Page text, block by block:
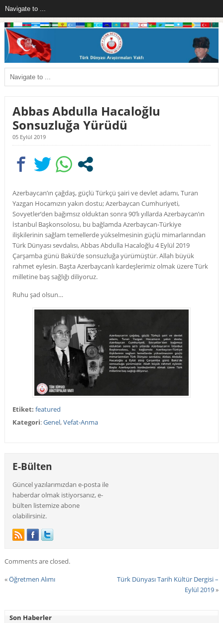
Abbas Abdulla Hacaloğlu
Sonsuzluğa Yürüdü
05 Eylül 2019
Azerbaycan’ın çağdaş, güçlü Türkçü şairi ve devlet adamı, Turan
Yazgan Hocamızın yakın dostu;Azerbaycan Cumhuriyeti,
Sovyetler’den bağımsız olduktan sonra 90’lı yıllarda Azerbaycan’ın
İstanbul Başkonsolosu, bu bağlamda Azerbaycan-Türkiye
ilişkilerinin sağlam temellerde yükselmesinin güçlü mimarlarından
Türk Dünyası sevdalısı, Abbas Abdulla Hacaloğlu 4 Eylül 2019
Çarşamba günü Bakü’de sonsuzluğa yürümüştür. Allah büyük
rahmet eylesin. Başta Azerbaycanlı kardeşlerimiz olmak üzere Türk
milletine baş sağlığı diliyoruz.
Ruhu şad olsun…
Etiket: featured
Kategori:Genel,Vefat-Anma
E-Bülten
Güncel yazılarımızdan e-posta ile
haberdar olmak istiyorsanız, e-
bülten listemize abone
olabilirsiniz.
Comments are closed.
«Öğretmen Alımı
Türk Dünyası Tarih Kültür Dergisi –
Eylül 2019»
Son Haberler